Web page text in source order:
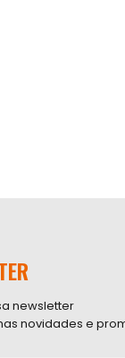
newsletter
novidades e